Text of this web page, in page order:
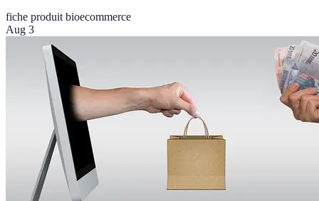
fiche produit bioecommerce
Aug 3